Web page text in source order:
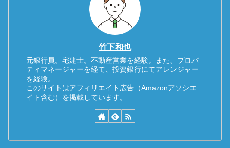
竹下和也
元銀行員。宅建士。不動産営業を経験。また、プロパ
ティマネージャーを経て、投資銀行にてアレンジャー
を経験。
このサイトはアフィリエイト広告（Amazonアソシエ
イト含む）を掲載しています。